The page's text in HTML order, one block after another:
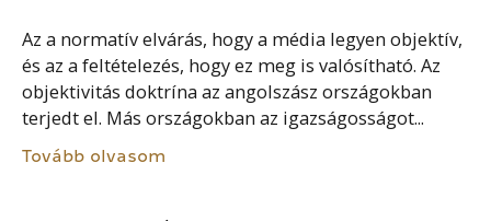
Az a normatív elvárás, hogy a média legyen objektív,
és az a feltételezés, hogy ez meg is valósítható. Az
objektivitás doktrína az angolszász országokban
terjedt el. Más országokban az igazságosságot...
Tovább olvasom